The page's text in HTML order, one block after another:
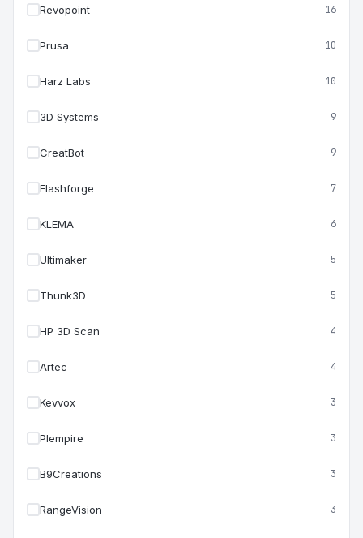
Revopoint 16
Prusa 10
Harz Labs 10
3D Systems 9
CreatBot 9
Flashforge 7
KLEMA 6
Ultimaker 5
Thunk3D 5
HP 3D Scan 4
Artec 4
Kevvox 3
Plempire 3
B9Creations 3
RangeVision 3